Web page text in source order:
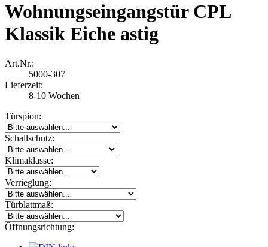
Wohnungseingangstür CPL
Klassik Eiche astig
Art.Nr.:
5000-307
Lieferzeit:
8-10 Wochen
Türspion:
Schallschutz:
Klimaklasse:
Verrieglung:
Türblattmaß:
Öffnungsrichtung: